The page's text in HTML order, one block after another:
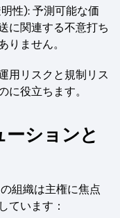
性): 予測可能な価
に関連する不意打ち
りません。
用リスクと規制リス
に役立ちます。
ーションと
組織は主権に焦点
ています：